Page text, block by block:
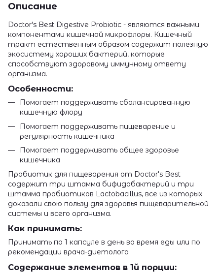
Описание
Doctor's Best Digestive Probiotic - являются важными
компонентами кишечной микрофлоры. Кишечный
тракт естественным образом содержит полезную
экосистему хороших бактерий, которые
способствуют здоровому иммунному ответу
организма.
Особенности:
Помогает поддерживать сбалансированную
кишечную флору
Помогает поддерживать пищеварение и
регулярность кишечника
Помогает поддерживать общее здоровье
кишечника
Пробиотик для пищеварения от Doctor's Best
содержит три штамма бифидобактерий и три
штамма пробиотиков Lactobacillus, все из которых
доказали свою пользу для здоровья пищеварительной
системы и всего организма.
Как принимать:
Принимать по 1 капсуле в день во время еды или по
рекомендации врача-диетолога
Содержание элементов в 1й порции: